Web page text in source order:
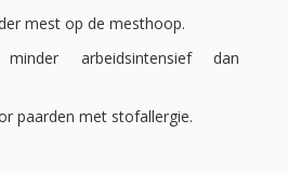
mest op de mesthoop.
arbeidsintensief dan
paarden met stofallergie.